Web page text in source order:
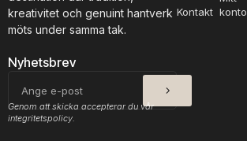
m
ä
g
kreativitet och genuint hantverk
möts under samma tak.
Nyhetsbrev
post
SKICKA
Genom att skicka accepterar du vår
integritetspolicy.
Kontakt konto